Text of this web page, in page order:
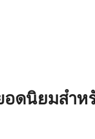
ยในที่พักส่วนตัวที่สวยง
นี้ ดนิยมสำห